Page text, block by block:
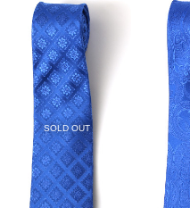
SOLD OUT